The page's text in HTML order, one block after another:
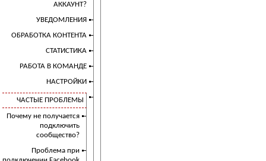
АККАУНТ?
УВЕДОМЛЕНИЯ
ОБРАБОТКА КОНТЕНТА
СТАТИСТИКА
РАБОТА В КОМАНДЕ
НАСТРОЙКИ
ЧАСТЫЕ ПРОБЛЕМЫ
Почему не получается
подключить
сообщество?
Проблема при